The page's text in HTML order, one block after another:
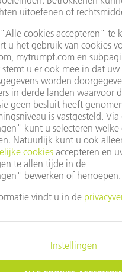
INFORMATIE
Veel gestelde vragen
Algemene voorwaarden
CONTACT
+31 88 4002 400
Ma. - vr. 8.00 - 17.00 uur